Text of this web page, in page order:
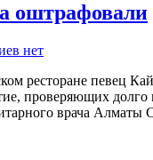
оштрафовали
нет
ресторане певец
проверяющих
врача